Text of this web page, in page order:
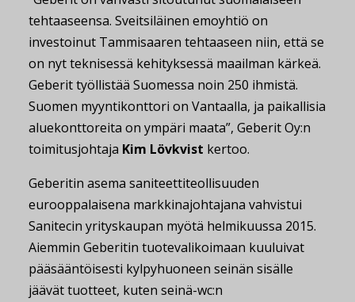
tehtaaseensa. Sveitsiläinen emoyhtiö on
investoinut Tammisaaren tehtaaseen niin, että se
on nyt teknisessä kehityksessä maailman kärkeä.
Geberit työllistää Suomessa noin 250 ihmistä.
Suomen myyntikonttori on Vantaalla, ja paikallisia
aluekonttoreita on ympäri maata”, Geberit Oy:n
toimitusjohtaja Kim Lövkvist kertoo.
Geberitin asema saniteettiteollisuuden
eurooppalaisena markkinajohtajana vahvistui
Sanitecin yrityskaupan myötä helmikuussa 2015.
Aiemmin Geberitin tuotevalikoimaan kuuluivat
pääsääntöisesti kylpyhuoneen seinän sisälle
jäävät tuotteet, kuten seinä-wc:n